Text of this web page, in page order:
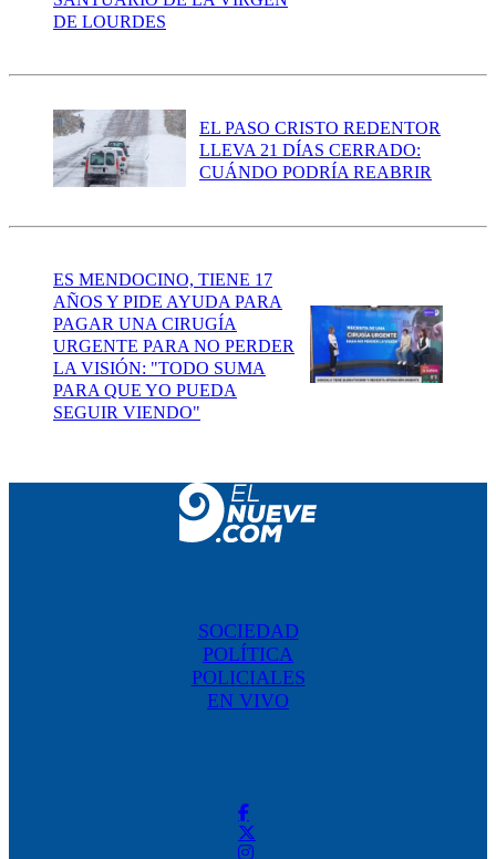
DE LOURDES
EL PASO CRISTO REDENTOR
LLEVA 21 DÍAS CERRADO:
CUÁNDO PODRÍA REABRIR
ES MENDOCINO, TIENE 17
AÑOS Y PIDE AYUDA PARA
PAGAR UNA CIRUGÍA
URGENTE PARA NO PERDER
LA VISIÓN: "TODO SUMA
PARA QUE YO PUEDA
SEGUIR VIENDO"
SOCIEDAD
POLÍTICA
POLICIALES
EN VIVO